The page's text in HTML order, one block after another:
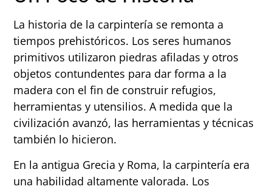
La historia de la carpintería se remonta a
tiempos prehistóricos. Los seres humanos
primitivos utilizaron piedras afiladas y otros
objetos contundentes para dar forma a la
madera con el fin de construir refugios,
herramientas y utensilios. A medida que la
civilización avanzó, las herramientas y técnicas
también lo hicieron.
En la antigua Grecia y Roma, la carpintería era
una habilidad altamente valorada. Los